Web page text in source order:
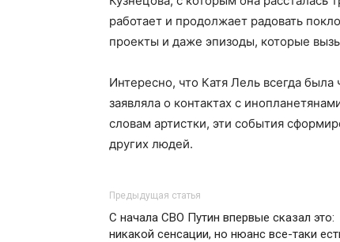
работает и продолжает радовать
проекты и даже эпизоды, которые
Интересно, что Катя Лель всегда
заявляла о контактах с
словам артистки, эти события
других людей.
Предыдущая статья
С начала СВО Путин впервые сказал это:
никакой сенсации, но нюанс все-таки